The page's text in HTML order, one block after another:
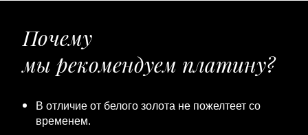
Почему
мы рекомендуем платину?
В отличие от белого золота не пожелтеет со
временем.